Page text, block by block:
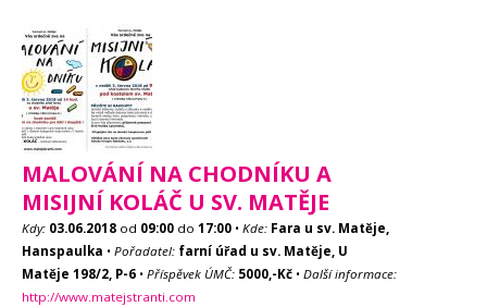
MALOVÁNÍ NA CHODNÍKU A
MISIJNÍ KOLÁČ U SV. MATĚJE
Kdy: 03.06.2018 od 09:00 do 17:00 • Kde: Fara u sv. Matěje,
Hanspaulka • Pořadatel: farní úřad u sv. Matěje, U
Matěje 198/2, P-6 • Příspěvek ÚMČ: 5000,-Kč • Další informace:
http://www.matejstranti.com